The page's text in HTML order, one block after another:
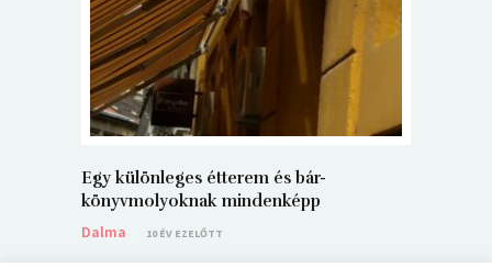
Egy különleges étterem és bár-
könyvmolyoknak mindenképp
Dalma
10 ÉV EZELŐTT